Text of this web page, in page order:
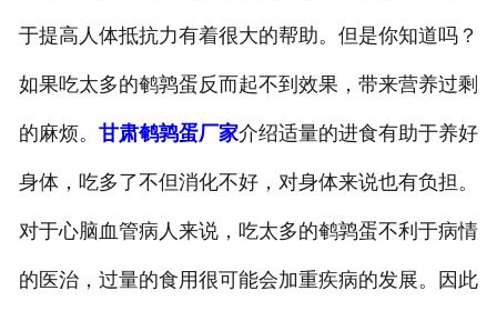
联系我们
于提高人体抵抗力有着很大的帮助。但是你知道吗？
如果吃太多的鹌鹑蛋反而起不到效果，带来营养过剩
的麻烦。 甘肃鹌鹑蛋厂家介绍适量的进食有助于养好
身体，吃多了不但消化不好，对身体来说也有负担。
对于心脑血管病人来说，吃太多的鹌鹑蛋不利于病情
的医治，过量的食用很可能会加重疾病的发展。因此